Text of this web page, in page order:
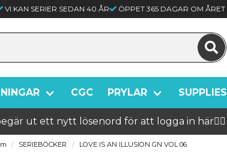
VI KAN SERIER SEDAN 40 ÅR ÖPPET 365 DAGAR OM ÅRET
CGC PRYLAR SUPPLIES
ut ett nytt lösenord för att logga in här🦸‍♂️
SERIEBÖCKER LOVE IS AN ILLUSION GN VOL 06